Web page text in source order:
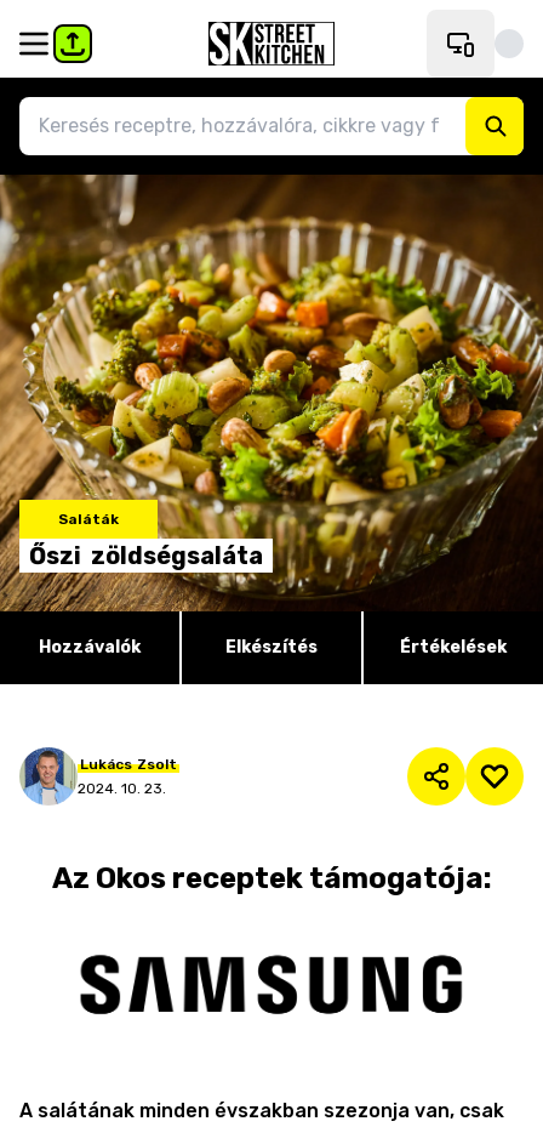
Saláták
Őszi zöldségsaláta
Hozzávalók Elkészítés Értékelések
Lukács Zsolt
2024. 10. 23.
Az Okos receptektámogatója:
A salátának minden évszakban szezonja van, csak